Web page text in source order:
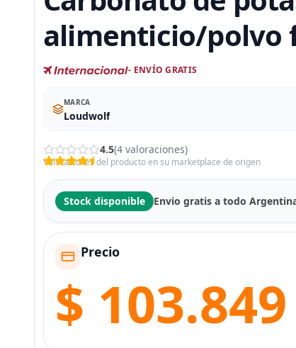
alimenticio/polvo
- ENVÍO GRATIS
MARCA
Loudwolf
4.5(4 valoraciones)
Valoraciones del producto en su marketplace de origen
Stock disponible Envio gratis a todo
Precio
$ 103.849